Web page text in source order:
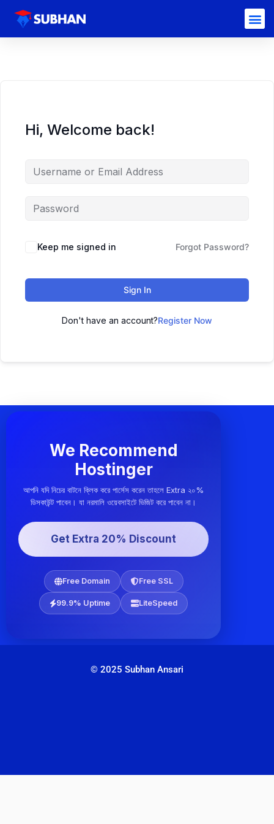
Hi, Welcome back!
Keep me signed in Forgot Password?
Sign In
Don't have an account?Register Now
We Recommend
Hostinger
আপনি যদি নিচের বাটনে ক্লিক করে পার্সেস করেন তাহলে Extra ২০%
ডিসকাউন্ট পাবেন। যা নরমালি ওয়েবসাইটে ভিজিট করে পাবেন না।
Get Extra 20% Discount
Free Domain Free SSL
99.9% Uptime LiteSpeed
© 2025 Subhan Ansari